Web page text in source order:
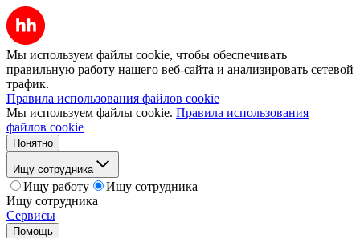
Мы используем файлы cookie, чтобы обеспечивать
правильную работу нашего веб-сайта и анализировать сетевой
трафик.
Правила использования файлов cookie
Мы используем файлы cookie. Правила использования
файлов cookie
Понятно
Ищу сотрудника
Ищу работу
Ищу сотрудника
Ищу сотрудника
Сервисы
Помощь